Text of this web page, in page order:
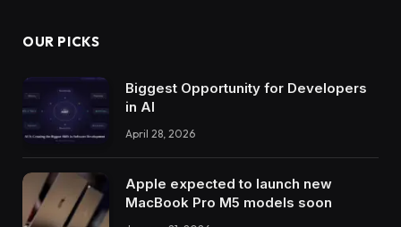
OUR PICKS
Biggest Opportunity for Developers
in AI
April 28, 2026
Apple expected to launch new
MacBook Pro M5 models soon